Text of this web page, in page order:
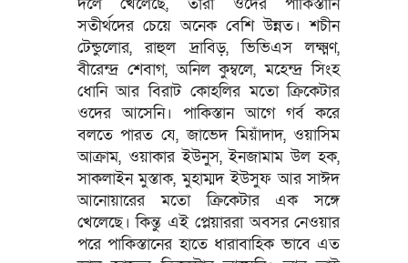
সতীর্থদের চেয়ে অনেক বেশি উন্নত। শচীন
টেন্ডুলোর, রাহুল দ্রাবিড়, ভিভিএস লক্ষ্মণ,
বীরেন্দ্র শেবাগ, অনিল কুম্বলে, মহেন্দ্র সিংহ
ধোনি আর বিরাট কোহলির মতো ক্রিকেটার
ওদের আসেনি। পাকিস্তান আগে গর্ব করে
বলতে পারত যে, জাভেদ মিয়াঁদাদ, ওয়াসিম
আক্রাম, ওয়াকার ইউনুস, ইনজামাম উল হক,
সাকলাইন মুস্তাক, মুহাম্মদ ইউসুফ আর সাঈদ
আনোয়ারের মতো ক্রিকেটার এক সঙ্গে
খেলেছে। কিন্তু এই প্লেয়াররা অবসর নেওয়ার
পরে পাকিস্তানের হাতে ধারাবাহিক ভাবে এত